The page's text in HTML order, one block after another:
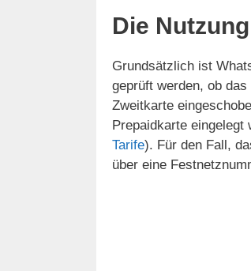
Die
Grundsätzlich ist
geprüft werden, ob
Zweitkarte
Prepaidkarte eingelegt
Tarife). Für den Fall,
über eine